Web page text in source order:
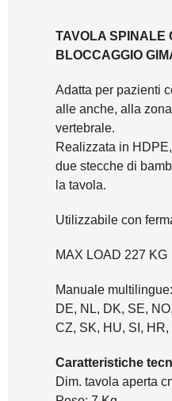
TAVOLA SPINALE
BLOCCAGGIO
Adatta per pazienti
alle anche, alla
vertebrale.
Realizzata in
due stecche di
la tavola.
Utilizzabile con
MAX LOAD 227 KG
Manuale
DE, NL, DK, SE,
CZ, SK, HU, SI, HR,
Caratteristiche
Dim. tavola aperta